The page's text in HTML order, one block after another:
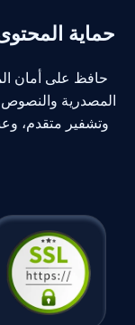
حماية
حافظ على أمان
المصدرية
وتشفير متقدم،